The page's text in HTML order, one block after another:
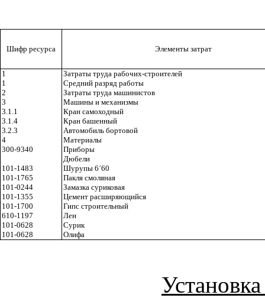
Шифр ресурса Элементы затрат
1
Затраты труда рабочих-строителей
1
Средний разряд работы
2
Затраты труда машинистов
3
Машины и механизмы
3.1.1
Кран самоходный
3.1.4
Кран башенный
3.2.3
Автомобиль бортовой
4
Материалы
300-9340
Приборы
Дюбели
101-1483
Шурупы 6´60
101-1765
Пакля смоляная
101-0244
Замазка суриковая
101-1355
Цемент расширяющийся
101-1700
Гипс строительный
610-1197
Лен
101-0628
Сурик
101-0628
Олифа